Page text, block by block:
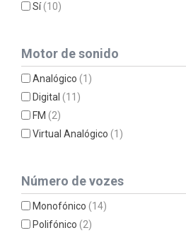
Sí(10)
Motor de sonido
Analógico(1)
Digital(11)
FM(2)
Virtual Analógico(1)
Número de vozes
Monofónico(14)
Polifónico(2)